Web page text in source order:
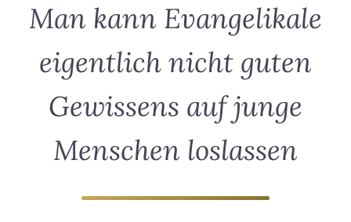
Man kann Evangelikale
eigentlich nicht guten
Gewissens auf junge
Menschen loslassen